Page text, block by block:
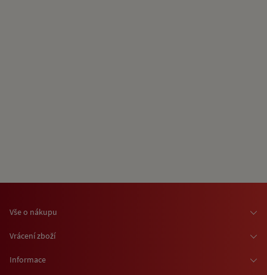
Vše o nákupu
Osobní odběr zboží
Vrácení zboží
Informace